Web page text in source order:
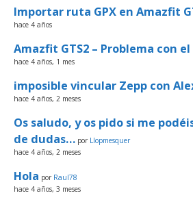
Importar ruta GPX en Amazfit
hace 4 años
Amazfit GTS2 – Problema con
hace 4 años, 1 mes
imposible vincular Zepp con
hace 4 años, 2 meses
Os saludo, y os pido si me
de dudas… por Llopmesquer
hace 4 años, 2 meses
Hola por Raul78
hace 4 años, 3 meses